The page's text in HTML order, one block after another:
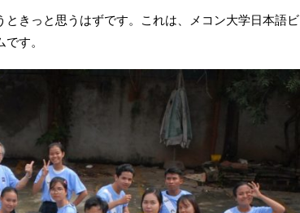
きっと思うはずです。これは、メコン大学日本語ビ
す。